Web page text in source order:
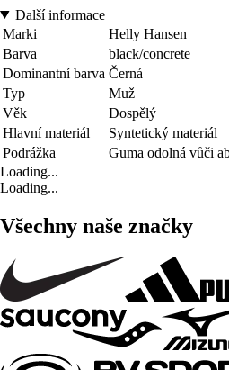
Další informace
Marki
Helly Hansen
Barva
black/concrete
Dominantní barva Černá
Typ
Muž
Věk
Dospělý
Hlavní materiál
Syntetický materiál
Podrážka
Guma odolná vůči
Loading...
Loading...
Všechny naše značky